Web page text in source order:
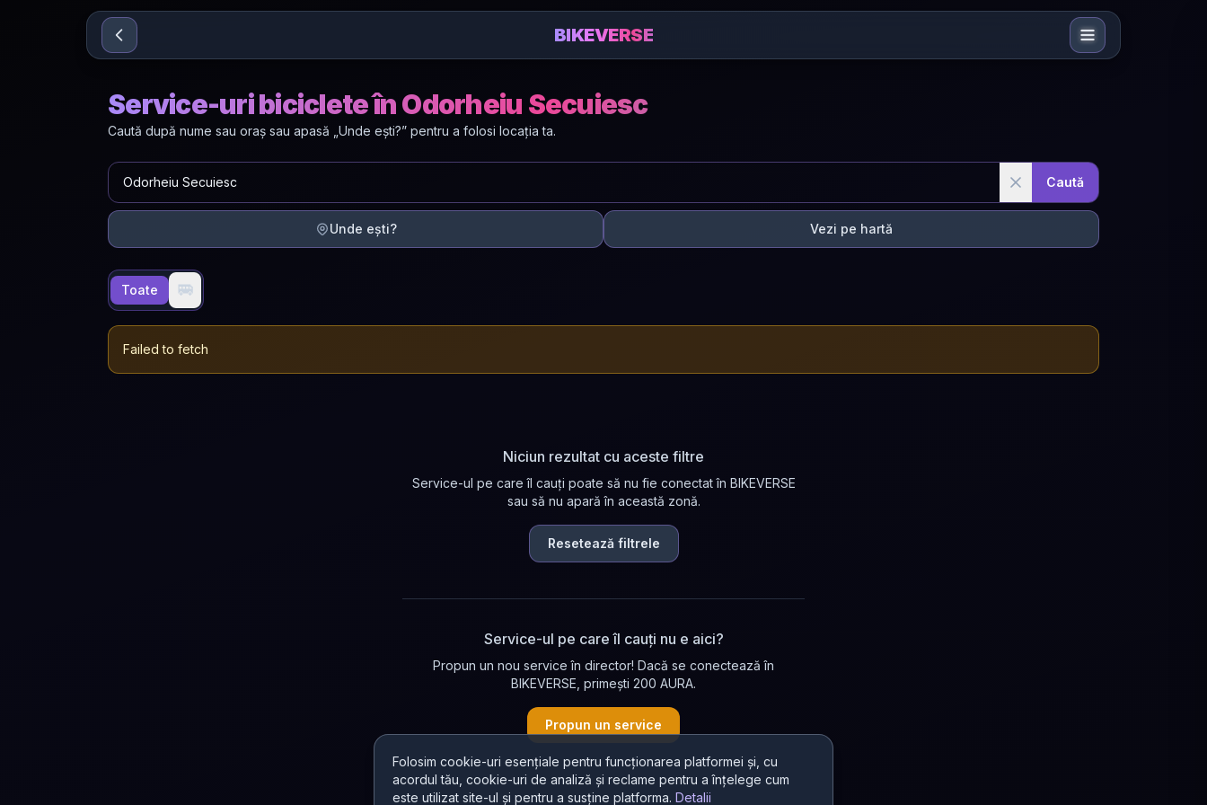
Sari la conținut
Folosim cookie-uri esențiale pentru funcționarea platformei și, cu
acordul tău, cookie-uri de analiză și reclame pentru a înțelege cum
este utilizat site-ul și pentru a susține platforma. Detalii
BIKEVERSE
Service-uri biciclete în Odorheiu Secuiesc
Caută după nume sau oraș sau apasă „Unde ești?” pentru a folosi locația ta.
Caută
Unde ești? Vezi pe hartă
Toate 🚐
Failed to fetch
Niciun rezultat cu aceste filtre
Service-ul pe care îl cauți poate să nu fie conectat în BIKEVERSE
sau să nu apară în această zonă.
Resetează filtrele
Service-ul pe care îl cauți nu e aici?
Propun un nou service în director! Dacă se conectează în
BIKEVERSE, primești 200 AURA.
Propun un service